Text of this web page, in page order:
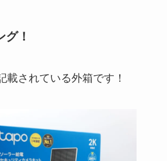
！
載されている外箱です！